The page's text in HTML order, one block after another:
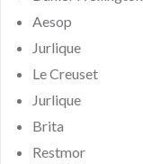
Aesop
Jurlique
Le Creuset
Jurlique
Brita
Restmor